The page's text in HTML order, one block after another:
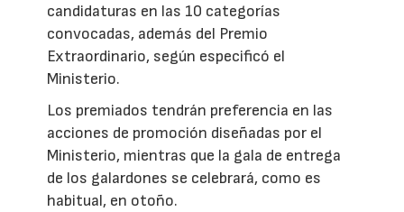
candidaturas en las 10 categorías
convocadas, además del Premio
Extraordinario, según especificó el
Ministerio.
Los premiados tendrán preferencia en las
acciones de promoción diseñadas por el
Ministerio, mientras que la gala de entrega
de los galardones se celebrará, como es
habitual, en otoño.